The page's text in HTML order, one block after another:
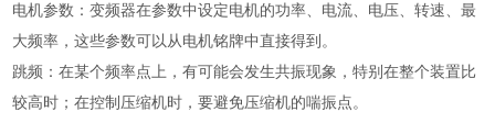
电机参数：变频器在参数中设定电机的功率、电流、电压、转速、最
大频率，这些参数可以从电机铭牌中直接得到。
跳频：在某个频率点上，有可能会发生共振现象，特别在整个装置比
较高时；在控制压缩机时，要避免压缩机的喘振点。